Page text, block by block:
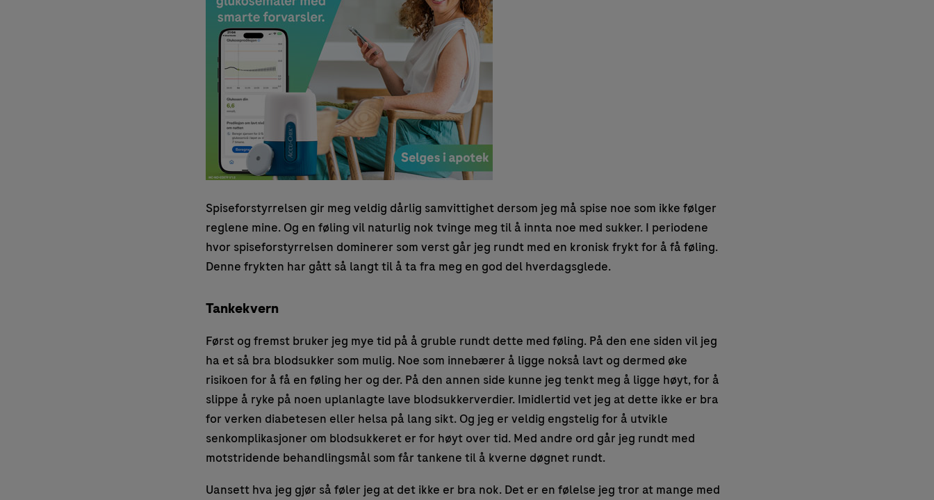
Spiseforstyrrelsen gir meg veldig dårlig samvittighet dersom jeg må spise noe som ikke følger
reglene mine. Og en føling vil naturlig nok tvinge meg til å innta noe med sukker. I periodene
hvor spiseforstyrrelsen dominerer som verst går jeg rundt med en kronisk frykt for å få føling.
Denne frykten har gått så langt til å ta fra meg en god del hverdagsglede.
Tankekvern
Først og fremst bruker jeg mye tid på å gruble rundt dette med føling. På den ene siden vil jeg
ha et så bra blodsukker som mulig. Noe som innebærer å ligge nokså lavt og dermed øke
risikoen for å få en føling her og der. På den annen side kunne jeg tenkt meg å ligge høyt, for å
slippe å ryke på noen uplanlagte lave blodsukkerverdier. Imidlertid vet jeg at dette ikke er bra
for verken diabetesen eller helsa på lang sikt. Og jeg er veldig engstelig for å utvikle
senkomplikasjoner om blodsukkeret er for høyt over tid. Med andre ord går jeg rundt med
motstridende behandlingsmål som får tankene til å kverne døgnet rundt.
Uansett hva jeg gjør så føler jeg at det ikke er bra nok. Det er en følelse jeg tror at mange med